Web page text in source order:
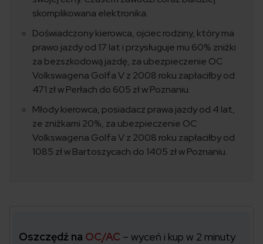
skomplikowana elektronika.
Doświadczony kierowca, ojciec rodziny, który ma
prawo jazdy od 17 lat i przysługuje mu 60% zniżki
za bezszkodową jazdę, za ubezpieczenie OC
Volkswagena Golfa V z 2008 roku zapłaciłby od
471 zł w Perłach do 605 zł w Poznaniu.
Młody kierowca, posiadacz prawa jazdy od 4 lat,
ze zniżkami 20%, za ubezpieczenie OC
Volkswagena Golfa V z 2008 roku zapłaciłby od
1085 zł w Bartoszycach do 1405 zł w Poznaniu.
Oszczędź na OC/AC – wyceń i kup w 2 minuty